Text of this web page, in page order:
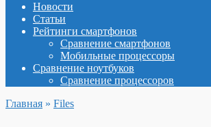
Новости
Статьи
Рейтинги смартфонов
Сравнение смартфонов
Мобильные процессоры
Сравнение ноутбуков
Сравнение процессоров
Главная » Files